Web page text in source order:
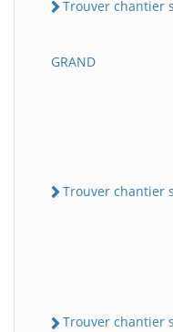
Trouver chantier
GRAND
Trouver chantier
Trouver chantier